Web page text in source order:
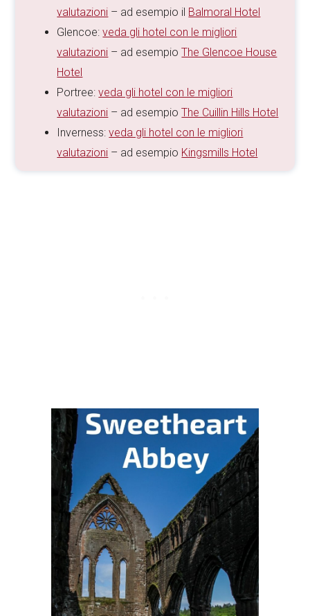
valutazioni – ad esempio il Balmoral Hotel
Glencoe:veda gli hotel con le migliori
valutazioni – ad esempioThe Glencoe House
Hotel
Portree:veda gli hotel con le migliori
valutazioni – ad esempioThe Cuillin Hills Hotel
Inverness:veda gli hotel con le migliori
valutazioni – ad esempio Kingsmills Hotel